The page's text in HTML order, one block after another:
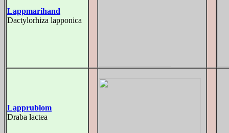
Lappmarihand
Dactylorhiza lapponica
Lapprublom
Draba lactea